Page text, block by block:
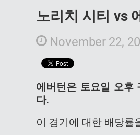
노리치 시티 vs
November 22,
에버턴은 토요일 오후
다.
이 경기에 대한 배당률